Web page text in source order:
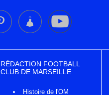
RÉDACTION FOOTBALL
CLUB DE MARSEILLE
Histoire de l'OM